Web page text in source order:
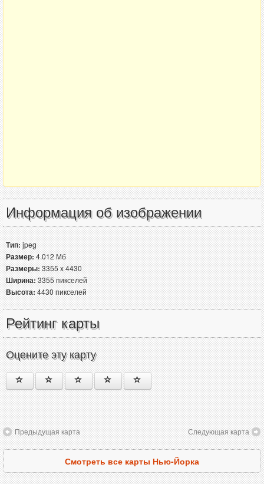
Информация об изображении
Тип:jpeg
Размер:4.012 Мб
Размеры:3355 x 4430
Ширина:3355 пикселей
Высота:4430 пикселей
Рейтинг карты
Оцените эту карту
Предыдущая карта Следующая карта
Смотреть все карты Нью-Йорка